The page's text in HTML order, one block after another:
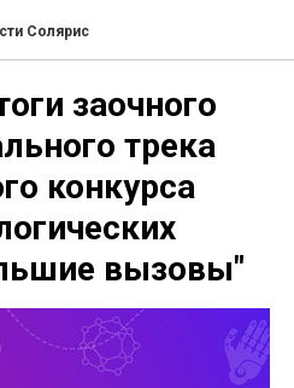
Солярис
заочного
трека
конкурса
вызовы"